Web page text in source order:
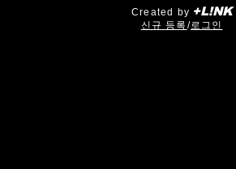
Created by +L!NK
​신규 등록 /로그인